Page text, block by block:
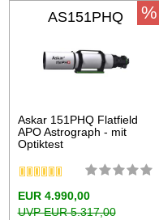
AS151PHQ
Askar 151PHQ Flatfield
APO Astrograph - mit
Optiktest
EUR 4.990,00
UVP EUR 5.317,00
%